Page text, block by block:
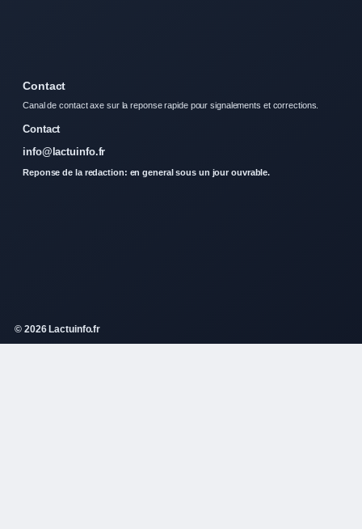
Contact
Canal de contact axe sur la reponse rapide pour signalements et corrections.
Contact
info@lactuinfo.fr
Reponse de la redaction: en general sous un jour ouvrable.
© 2026 Lactuinfo.fr